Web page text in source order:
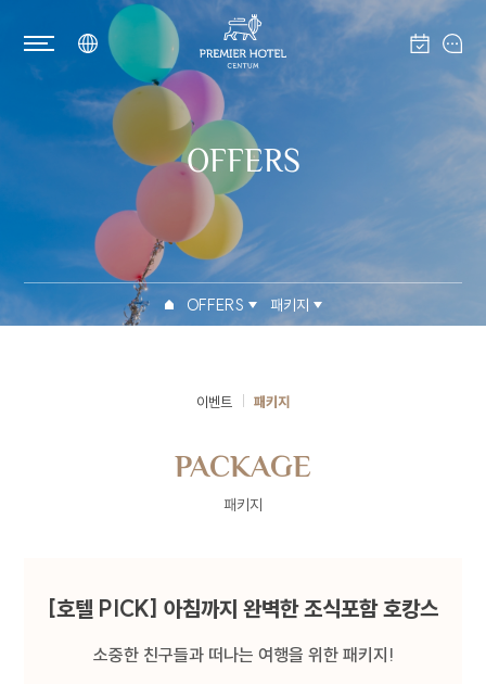
OFFERS
OFFERS 패키지
이벤트 패키지
PACKAGE
패키지
[호텔 PICK] 아침까지 완벽한 조식포함 호캉스
소중한 친구들과 떠나는 여행을 위한 패키지!
개인정보처리방침